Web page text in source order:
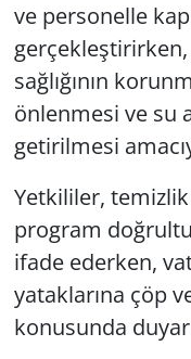
ve personelle
gerçekleştirirken,
sağlığının
önlenmesi ve su
getirilmesi
Yetkililer, temizlik
program
ifade ederken,
yataklarına çöp
konusunda